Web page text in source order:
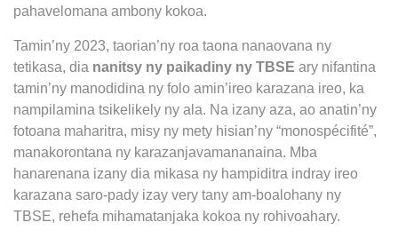
pahavelomana ambony kokoa.
Tamin’ny 2023, taorian’ny roa taona nanaovana ny
tetikasa, dia nanitsy ny paikadiny ny TBSE ary nifantina
tamin’ny manodidina ny folo amin’ireo karazana ireo, ka
nampilamina tsikelikely ny ala. Na izany aza, ao anatin’ny
fotoana maharitra, misy ny mety hisian’ny “monospécifité”,
manakorontana ny karazanjavamananaina. Mba
hanarenana izany dia mikasa ny hampiditra indray ireo
karazana saro-pady izay very tany am-boalohany ny
TBSE, rehefa mihamatanjaka kokoa ny rohivoahary.